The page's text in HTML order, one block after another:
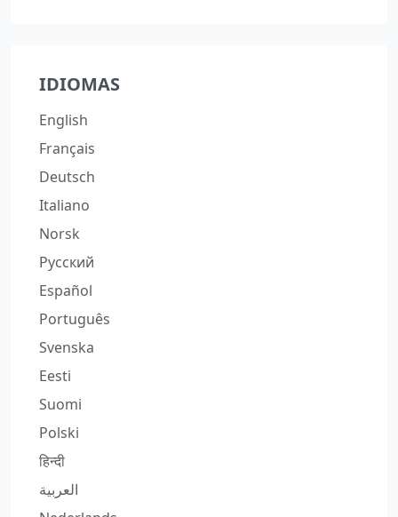
IDIOMAS
English
Français
Deutsch
Italiano
Norsk
Русский
Español
Português
Svenska
Eesti
Suomi
Polski
हिन्दी
العربية